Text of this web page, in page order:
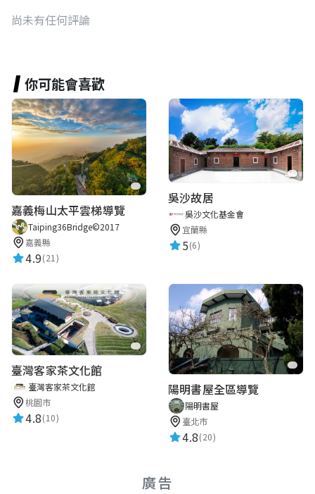
尚未有任何評論
你可能會喜歡
嘉義梅山太平雲梯導覽
Taiping36Bridge©2017
嘉義縣
4.9(21)
吳沙故居
吳沙文化基金會
宜蘭縣
5(6)
臺灣客家茶文化館
臺灣客家茶文化館
桃園市
4.8(10)
陽明書屋全區導覽
陽明書屋
臺北市
4.8(20)
廣告